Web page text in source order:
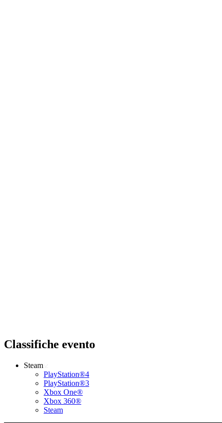
Classifiche evento
Steam
PlayStation®4
PlayStation®3
Xbox One®
Xbox 360®
Steam